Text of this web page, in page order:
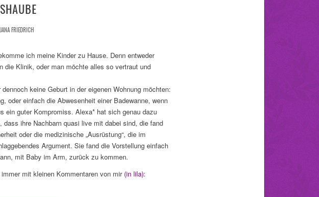
JANA FRIEDRICH
ich meine Kinder zu Hause. Denn entweder
die Klinik, oder man möchte alles so vertraut und
keine Geburt in der eigenen Wohnung möchten:
oder einfach die Abwesenheit einer Badewanne, wenn
ein guter Kompromiss. Alexa* hat sich genau dazu
ihre Nachbarn quasi live mit dabei sind, die fand
oder die medizinische „Ausrüstung“, die im
Argument. Sie fand die Vorstellung einfach
mit Baby im Arm, zurück zu kommen.
mit kleinen Kommentaren von mir (in lila):